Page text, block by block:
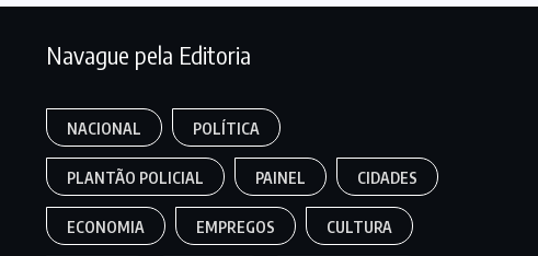
Navague pela Editoria
NACIONAL POLÍTICA
PLANTÃO POLICIAL PAINEL CIDADES
ECONOMIA EMPREGOS CULTURA